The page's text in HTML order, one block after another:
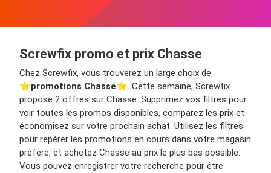
Screwfix promo et prix Chasse
Chez Screwfix, vous trouverez un large choix de
⭐️promotions Chasse⭐️. Cette semaine, Screwfix
propose 2 offres sur Chasse. Supprimez vos filtres pour
voir toutes les promos disponibles, comparez les prix et
économisez sur votre prochain achat. Utilisez les filtres
pour repérer les promotions en cours dans votre magasin
préféré, et achetez Chasse au prix le plus bas possible.
Vous pouvez enregistrer votre recherche pour être